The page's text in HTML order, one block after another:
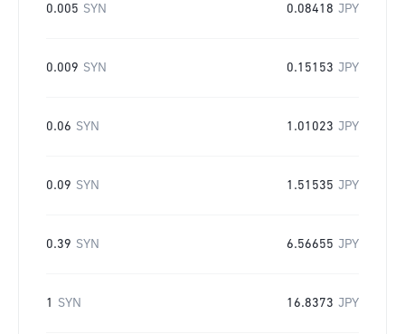
0.005 SYN 0.08418 JPY
0.009 SYN 0.15153 JPY
0.06 SYN 1.01023 JPY
0.09 SYN 1.51535 JPY
0.39 SYN 6.56655 JPY
1 SYN 16.8373 JPY